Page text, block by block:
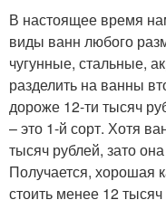
В настоящее время
виды ванн любого
чугунные, стальные,
разделить на ванны
дороже 12-ти тысяч
– это 1-й сорт. Хотя
тысяч рублей, зато
Получается, хорошая
стоить менее 12 тысяч